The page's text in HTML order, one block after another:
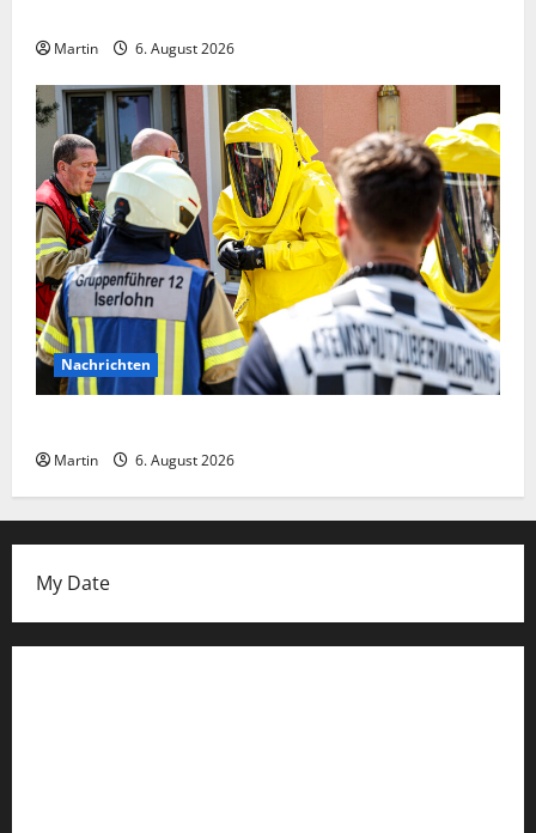
Martin 6. August 2026
Nachrichten
Martin 6. August 2026
My Date